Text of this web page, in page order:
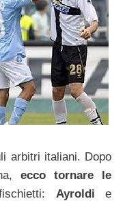
arbitri italiani. Dopo
ecco tornare le
Ayroldi e